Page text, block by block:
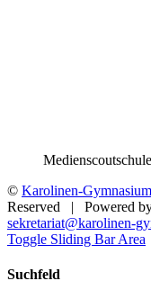
Medienscoutschule
© Karolinen-
Reserved | Powered
sekretariat@karolinen-
Toggle Sliding Bar Area
Suchfeld